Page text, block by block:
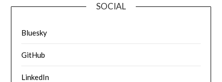
SOCIAL
Bluesky
GitHub
LinkedIn